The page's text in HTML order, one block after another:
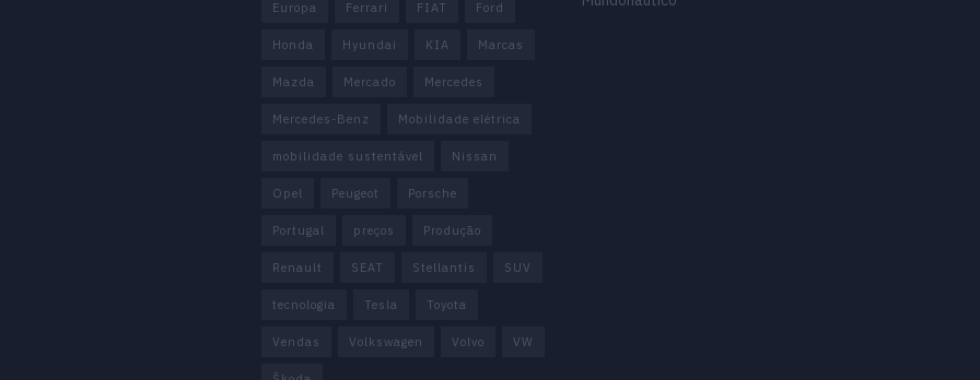
Europa Ferrari FIAT Ford
Honda Hyundai KIA Marcas
Mazda Mercado Mercedes
Mercedes-Benz Mobilidade elétrica
mobilidade sustentável Nissan
Opel Peugeot Porsche
Portugal preços Produção
Renault SEAT Stellantis SUV
tecnologia Tesla Toyota
Vendas Volkswagen Volvo VW